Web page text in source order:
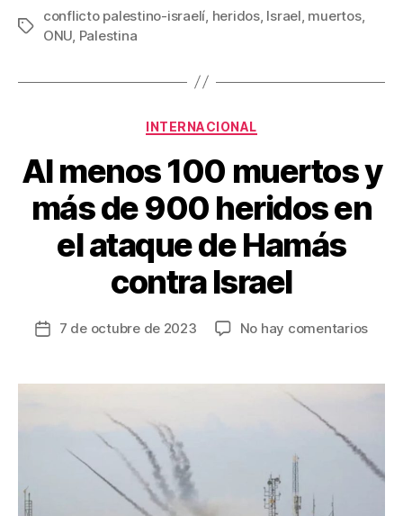
c
e
b
k
tt
er
ail er
st
m
ar
Etiquetas
conflicto palestino-israelí, heridos, Israel, muertos,
ONU, Palestina
Categorías
INTERNACIONAL
Al menos 100 muertos y
más de 900 heridos en
el ataque de Hamás
contra Israel
Fecha
entrada
7 de octubre de 2023 No hay comentariosen
100
de
900